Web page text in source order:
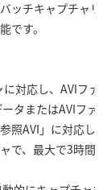
ッチキャプチャリ
です。
対応し、AVIファ
タまたはAVIファ
照AVI」に対応し
で、最大で3時間